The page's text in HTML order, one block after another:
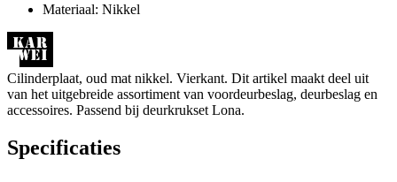
Materiaal: Nikkel
Cilinderplaat, oud mat nikkel. Vierkant. Dit artikel maakt deel uit
van het uitgebreide assortiment van voordeurbeslag, deurbeslag en
accessoires. Passend bij deurkrukset Lona.
Specificaties